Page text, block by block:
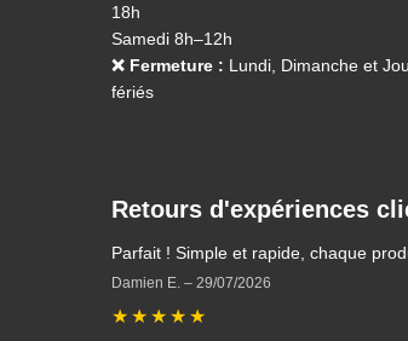
18h
Samedi 8h–12h
❌ Fermeture : Lundi, Dimanche et
fériés
Retours d'expériences
Parfait ! Simple et rapide, chaque
Damien E. – 29/07/2026
★ ★ ★ ★ ★